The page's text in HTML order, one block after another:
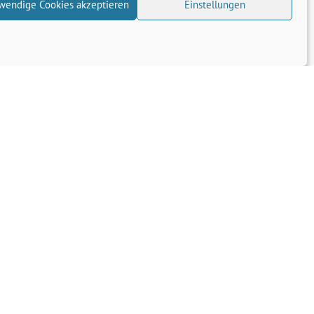
Cookies akzeptieren Einstellungen